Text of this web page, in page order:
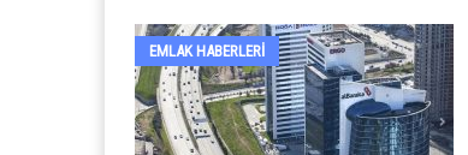
EMLAK HABERLERI